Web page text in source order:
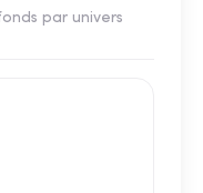
par univers